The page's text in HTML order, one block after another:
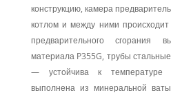
конструкцию, камера
котлом и между ними
предварительного сгорания
материала P355G, трубы
— устойчива к температуре
выполнена из минеральной